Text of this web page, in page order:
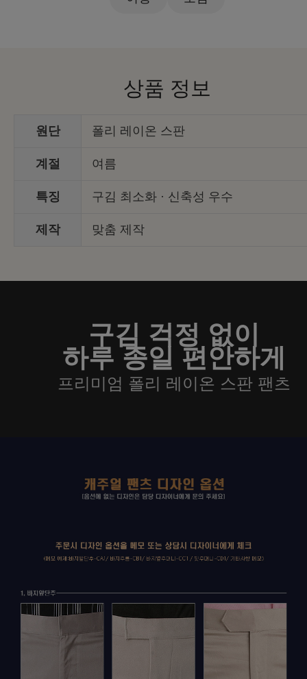
상품 정보
원단 폴리 레이온 스판
계절 여름
특징 구김 최소화 · 신축성 우수
제작 맞춤 제작
구김 걱정 없이
하루 종일 편안하게
프리미엄 폴리 레이온 스판 팬츠